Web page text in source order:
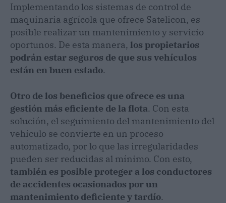
Implementando los sistemas de control de
maquinaria agrícola que ofrece Satelicon, es
posible realizar un mantenimiento y servicio
oportunos. De esta manera, los propietarios
podrán estar seguros de que sus vehículos
están en buen estado.
Otro de los beneficios que ofrece es una
gestión más eficiente de la flota. Con esta
solución, el seguimiento del mantenimiento del
vehículo se convierte en un proceso
automatizado, por lo que las irregularidades
pueden ser reducidas al mínimo. Con esto,
también es posible proteger a los conductores
de accidentes ocasionados por un
mantenimiento deficiente y tardío.